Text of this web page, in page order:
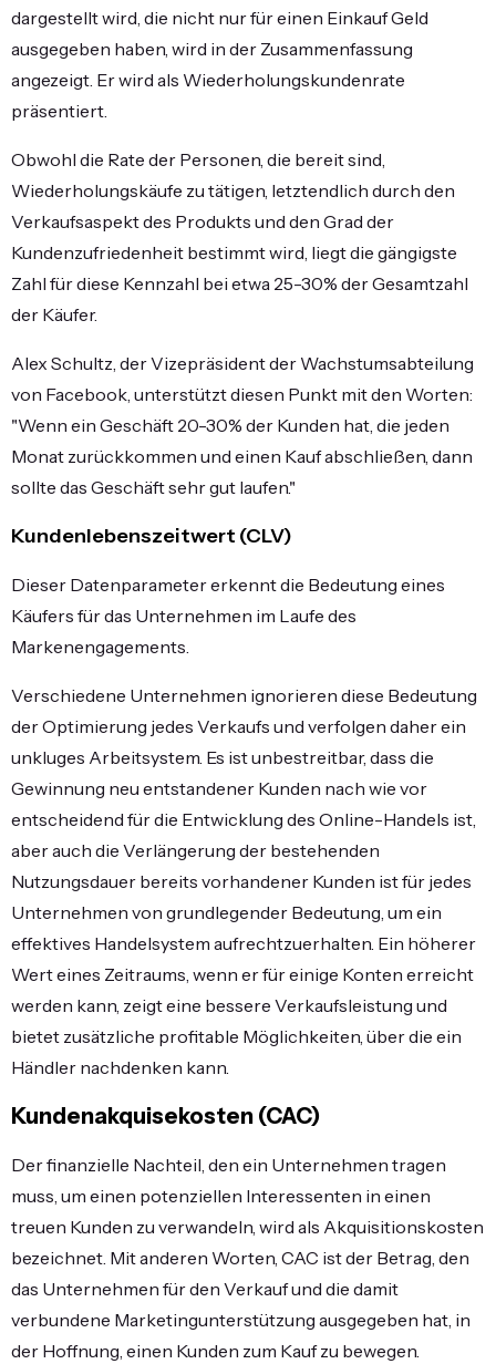
dargestellt wird, die nicht nur für einen Einkauf Geld
ausgegeben haben, wird in der Zusammenfassung
angezeigt. Er wird als Wiederholungskundenrate
präsentiert.
Obwohl die Rate der Personen, die bereit sind,
Wiederholungskäufe zu tätigen, letztendlich durch den
Verkaufsaspekt des Produkts und den Grad der
Kundenzufriedenheit bestimmt wird, liegt die gängigste
Zahl für diese Kennzahl bei etwa 25-30% der Gesamtzahl
der Käufer.
Alex Schultz, der Vizepräsident der Wachstumsabteilung
von Facebook, unterstützt diesen Punkt mit den Worten:
"Wenn ein Geschäft 20-30% der Kunden hat, die jeden
Monat zurückkommen und einen Kauf abschließen, dann
sollte das Geschäft sehr gut laufen."
Kundenlebenszeitwert (CLV)
Dieser Datenparameter erkennt die Bedeutung eines
Käufers für das Unternehmen im Laufe des
Markenengagements.
Verschiedene Unternehmen ignorieren diese Bedeutung
der Optimierung jedes Verkaufs und verfolgen daher ein
unkluges Arbeitsystem. Es ist unbestreitbar, dass die
Gewinnung neu entstandener Kunden nach wie vor
entscheidend für die Entwicklung des Online-Handels ist,
aber auch die Verlängerung der bestehenden
Nutzungsdauer bereits vorhandener Kunden ist für jedes
Unternehmen von grundlegender Bedeutung, um ein
effektives Handelsystem aufrechtzuerhalten. Ein höherer
Wert eines Zeitraums, wenn er für einige Konten erreicht
werden kann, zeigt eine bessere Verkaufsleistung und
bietet zusätzliche profitable Möglichkeiten, über die ein
Händler nachdenken kann.
Kundenakquisekosten (CAC)
Der finanzielle Nachteil, den ein Unternehmen tragen
muss, um einen potenziellen Interessenten in einen
treuen Kunden zu verwandeln, wird als Akquisitionskosten
bezeichnet. Mit anderen Worten, CAC ist der Betrag, den
das Unternehmen für den Verkauf und die damit
verbundene Marketingunterstützung ausgegeben hat, in
der Hoffnung, einen Kunden zum Kauf zu bewegen.